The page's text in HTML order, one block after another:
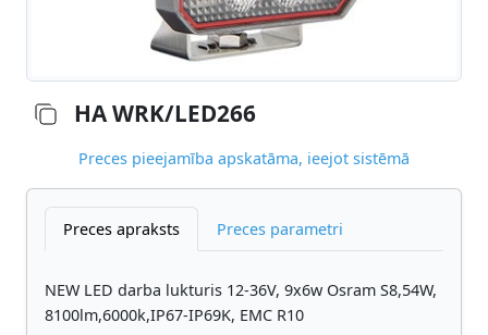
HA WRK/LED266
Preces pieejamība apskatāma, ieejot sistēmā
Preces apraksts Preces parametri
NEW LED darba lukturis 12-36V, 9x6w Osram S8,54W,
8100lm,6000k,IP67-IP69K, EMC R10